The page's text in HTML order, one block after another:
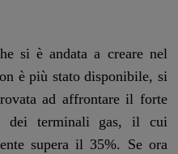
si è andata a creare nel
è più stato disponibile, si
ad affrontare il forte
dei terminali gas, il cui
supera il 35%. Se ora